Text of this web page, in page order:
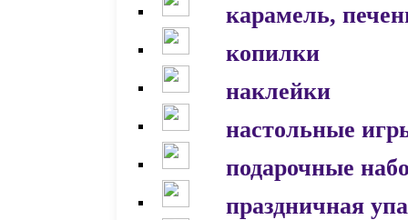
карамель,
копилки
наклейки
настольные
подарочные
праздничная